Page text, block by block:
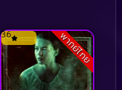
พากย์ไทย
3.6